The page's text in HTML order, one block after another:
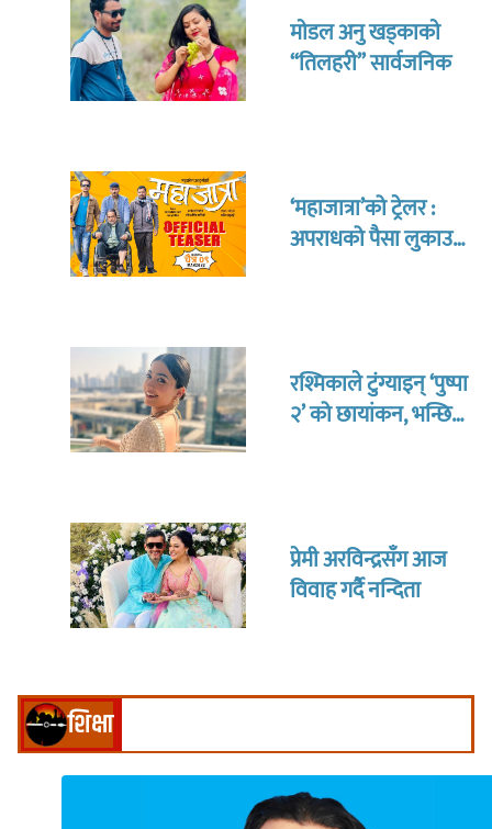
माेडल अनु खड्काकाे
“तिलहरी” सार्वजनिक
‘महाजात्रा’को ट्रेलर :
अपराधको पैसा लुकाउन
रश्मिकाले टुंग्याइन् ‘पुष्पा
२’ को छायांकन, भन्छिन्-
प्रेमी अरविन्द्रसँग आज
विवाह गर्दै नन्दिता
शिक्षा